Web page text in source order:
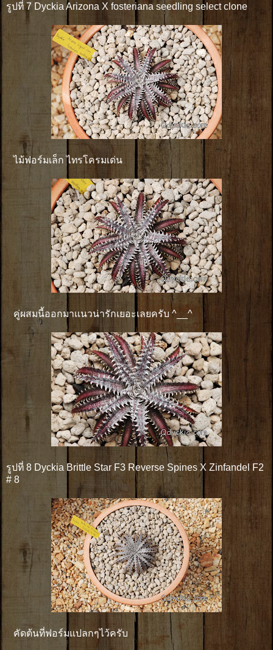
รูปที่ 7 Dyckia Arizona X fosteriana seedling select clone
ไม้ฟอร์มเล็ก ไทรโครมเด่น
คู่ผสมนี้ออกมาเเนวน่ารักเยอะเลยครับ ^__^
รูปที่ 8 Dyckia Brittle Star F3 Reverse Spines X Zinfandel F2
# 8
คัดต้นที่ฟอร์มแปลกๆไว้ครับ